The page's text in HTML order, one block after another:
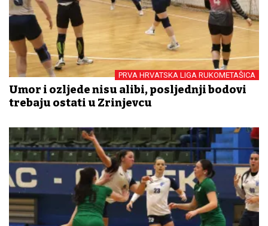
PRVA HRVATSKA LIGA RUKOMETAŠICA
Umor i ozljede nisu alibi, posljednji bodovi
trebaju ostati u Zrinjevcu